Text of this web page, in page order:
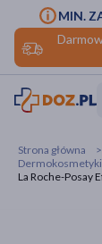
MIN.
Strona główna
La Roche-Posay